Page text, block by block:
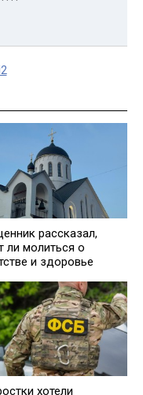
рассказал,
ли молиться о
и здоровье
хотели